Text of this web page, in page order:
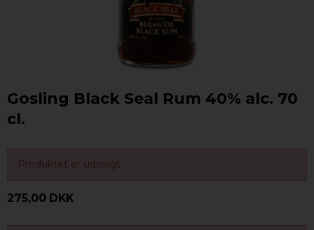
Gosling Black Seal Rum 40% alc. 70
cl.
Produktet er udsolgt.
275,00 DKK